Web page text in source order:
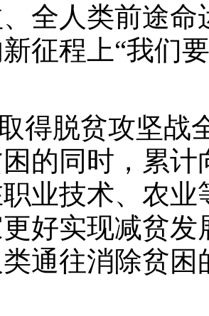
全人类前途
征程上“我们
得脱贫攻坚战
的同时，累
业技术、农
好实现减贫
通往消除贫